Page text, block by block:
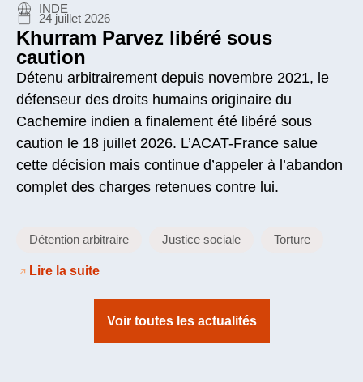
INDE
24 juillet 2026
Khurram Parvez libéré sous
caution
Détenu arbitrairement depuis novembre 2021, le
défenseur des droits humains originaire du
Cachemire indien a finalement été libéré sous
caution le 18 juillet 2026. L’ACAT-France salue
cette décision mais continue d’appeler à l’abandon
complet des charges retenues contre lui.
Détention arbitraire Justice sociale Torture
Lire la suite
Voir toutes les actualités